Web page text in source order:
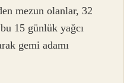
mezun olanlar, 32
15 günlük yağcı
gemi adamı